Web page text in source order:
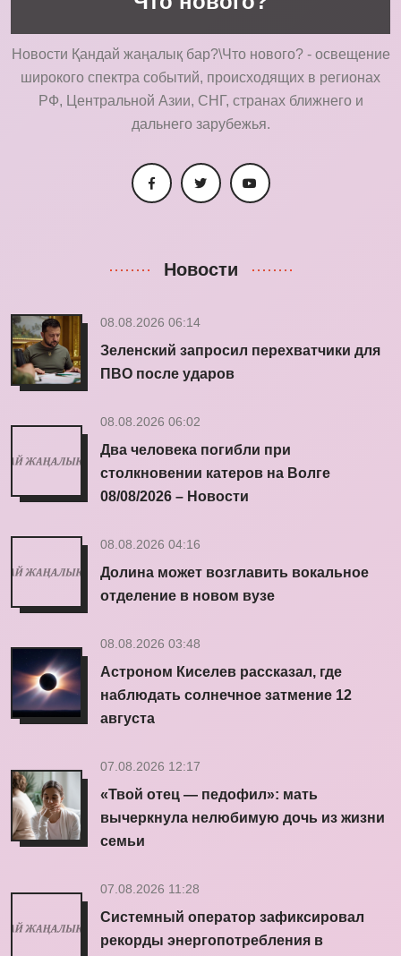
Новости Қандай жаңалық бар?\Что нового? - освещение
широкого спектра событий, происходящих в регионах
РФ, Центральной Азии, СНГ, странах ближнего и
дальнего зарубежья.
Новости
08.08.2026 06:14
Зеленский запросил перехватчики для
ПВО после ударов
08.08.2026 06:02
Два человека погибли при
столкновении катеров на Волге
08/08/2026 – Новости
08.08.2026 04:16
Долина может возглавить вокальное
отделение в новом вузе
08.08.2026 03:48
Астроном Киселев рассказал, где
наблюдать солнечное затмение 12
августа
07.08.2026 12:17
«Твой отец — педофил»: мать
вычеркнула нелюбимую дочь из жизни
семьи
07.08.2026 11:28
Системный оператор зафиксировал
рекорды энергопотребления в